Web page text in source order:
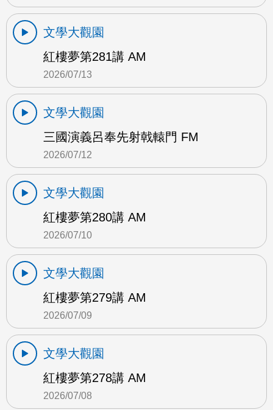
文學大觀園
紅樓夢第281講 AM
2026/07/13
文學大觀園
三國演義呂奉先射戟轅門 FM
2026/07/12
文學大觀園
紅樓夢第280講 AM
2026/07/10
文學大觀園
紅樓夢第279講 AM
2026/07/09
文學大觀園
紅樓夢第278講 AM
2026/07/08